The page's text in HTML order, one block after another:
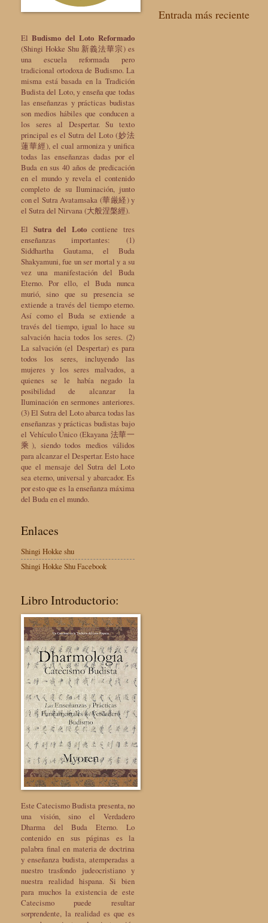
Entrada más reciente
ElBudismo del Loto Reformado
(Shingi Hokke Shu 新義法華宗) es
una escuela reformada pero
tradicional ortodoxa de Budismo. La
misma está basada en la Tradición
Budista del Loto, y enseña que todas
las enseñanzas y prácticas budistas
son medios hábiles que conducen a
los seres al Despertar. Su texto
principal es el Sutra del Loto (妙法
蓮華經), el cual armoniza y unifica
todas las enseñanzas dadas por el
Buda en sus 40 años de predicación
en el mundo y revela el contenido
completo de su Iluminación, junto
con el Sutra Avatamsaka (華厳経) y
el Sutra del Nirvana (大般涅槃經).
El Sutra del Lotocontiene tres
enseñanzas importantes: (1)
Siddhartha Gautama, el Buda
Shakyamuni, fue un ser mortal y a su
vez una manifestación del Buda
Eterno. Por ello, el Buda nunca
murió, sino que su presencia se
extiende a través del tiempo eterno.
Así como el Buda se extiende a
través del tiempo, igual lo hace su
salvación hacia todos los seres. (2)
La salvación (el Despertar) es para
todos los seres, incluyendo las
mujeres y los seres malvados, a
quienes se le había negado la
posibilidad de alcanzar la
Iluminación en sermones anteriores.
(3) El Sutra del Loto abarca todas las
enseñanzas y prácticas budistas bajo
el Vehículo Único (Ekayana 法華一
乘), siendo todos medios válidos
para alcanzar el Despertar. Esto hace
que el mensaje del Sutra del Loto
sea eterno, universal y abarcador. Es
por esto que es la enseñanza máxima
del Buda en el mundo.
Enlaces
Shingi Hokke shu
Shingi Hokke Shu Facebook
Libro Introductorio:
Este Catecismo Budista presenta, no
una visión, sino el Verdadero
Dharma del Buda Eterno. Lo
contenido en sus páginas es la
palabra final en materia de doctrina
y enseñanza budista, atemperadas a
nuestro trasfondo judeocristiano y
nuestra realidad hispana. Si bien
para muchos la existencia de este
Catecismo puede resultar
sorprendente, la realidad es que es